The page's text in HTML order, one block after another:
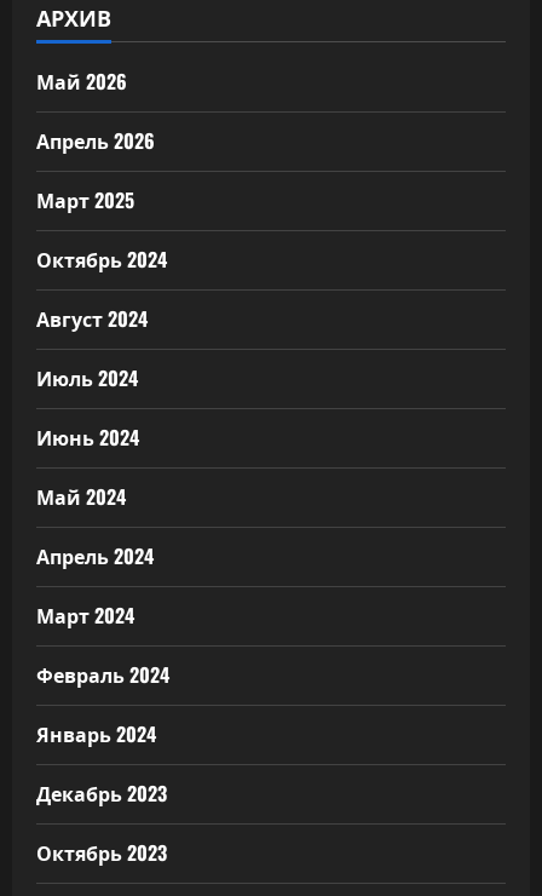
АРХИВ
Май 2026
Апрель 2026
Март 2025
Октябрь 2024
Август 2024
Июль 2024
Июнь 2024
Май 2024
Апрель 2024
Март 2024
Февраль 2024
Январь 2024
Декабрь 2023
Октябрь 2023